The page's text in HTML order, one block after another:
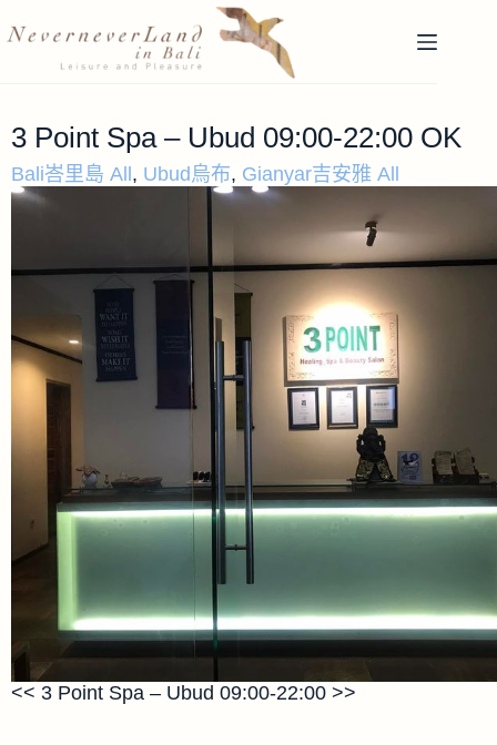
3 Point Spa – Ubud 09:00-22:00 OK
Bali峇里島 All , Ubud烏布, Gianyar吉安雅 All
<< 3 Point Spa – Ubud 09:00-22:00 >>